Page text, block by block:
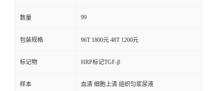
数量 99
包装规格 96T 1800元 48T 1200元
标记物 HRP标记TGF-β
样本 血清 细胞上清 组织匀浆尿液